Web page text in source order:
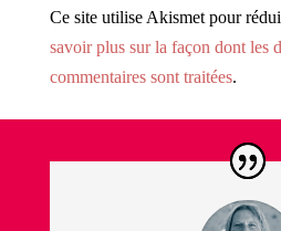
Ce site utilise Akismet pour
savoir plus sur la façon dont les
commentaires sont traitées.